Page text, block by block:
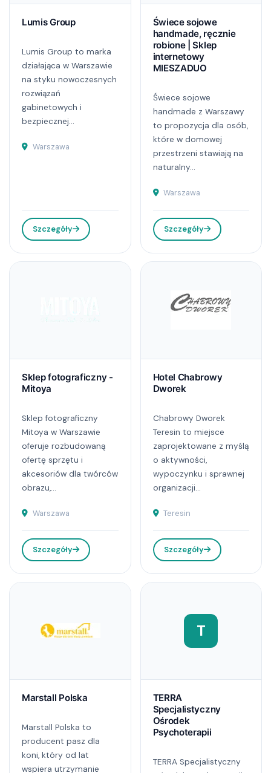
Lumis Group
Lumis Group to marka
działająca w Warszawie
na styku nowoczesnych
rozwiązań
gabinetowych i
bezpiecznej...
Warszawa
Szczegóły
Świece sojowe
handmade, ręcznie
robione | Sklep
internetowy
MIESZADUO
Świece sojowe
handmade z Warszawy
to propozycja dla osób,
które w domowej
przestrzeni stawiają na
naturalny...
Warszawa
Szczegóły
Sklep fotograficzny -
Mitoya
Sklep fotograficzny
Mitoya w Warszawie
oferuje rozbudowaną
ofertę sprzętu i
akcesoriów dla twórców
obrazu,...
Warszawa
Szczegóły
Hotel Chabrowy
Dworek
Chabrowy Dworek
Teresin to miejsce
zaprojektowane z myślą
o aktywności,
wypoczynku i sprawnej
organizacji...
Teresin
Szczegóły
Marstall Polska
Marstall Polska to
producent pasz dla
koni, który od lat
wspiera utrzymanie
T
TERRA
Specjalistyczny
Ośrodek
Psychoterapii
TERRA Specjalistyczny